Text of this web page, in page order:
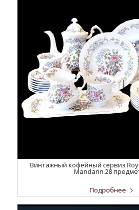
Винтажный кофейный сервиз
Mandarin 28
Подробнее